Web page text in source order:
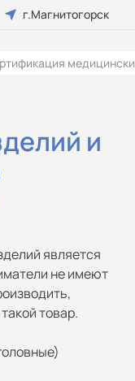
г.Магнитогорск
и
является
не имеют
товар.